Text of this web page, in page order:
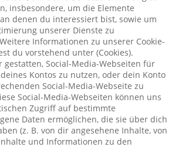
insbesondere, um die Elemente
denen du interessiert bist, sowie um
unserer Dienste zu
Informationen zu unserer Cookie-
du vorstehend unter (Cookies).
gestatten, Social-Media-Webseiten für
Kontos zu nutzen, oder dein Konto
Social-Media-Webseite zu
Social-Media-Webseiten können uns
Zugriff auf bestimmte
Daten ermöglichen, die sie über dich
(z. B. von dir angesehene Inhalte, von
und Informationen zu den